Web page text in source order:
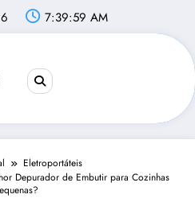
7:40:00 AM
Eletroportáteis
Depurador de Embutir para Cozinhas